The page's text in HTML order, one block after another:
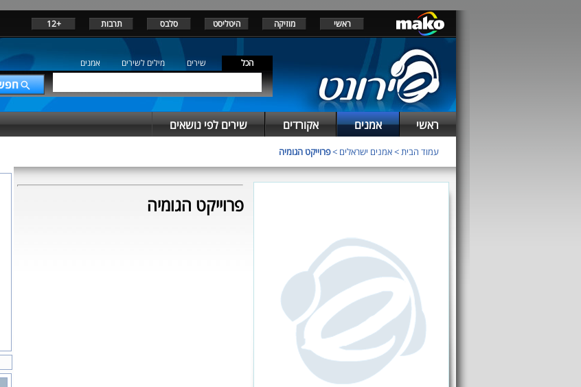
ראשי מוזיקה היטליסט סלבס תרבות +12
הכל שירים מילים לשירים אמנים
ראשי אמנים אקורדים שירים לפי נושאים
עמוד הבית>אמנים ישראלים >פרוייקט הגומיה
פרוייקט הגומיה